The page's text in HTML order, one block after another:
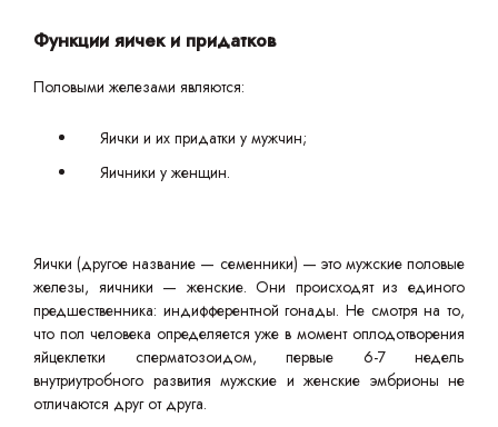
Функции яичек и придатков
Половыми железами являются:
Яички и их придатки у мужчин;
Яичники у женщин.
Яички (другое название — семенники) — это мужские половые
железы, яичники — женские. Они происходят из единого
предшественника: индифферентной гонады. Не смотря на то,
что пол человека определяется уже в момент оплодотворения
яйцеклетки сперматозоидом, первые 6-7 недель
внутриутробного развития мужские и женские эмбрионы не
отличаются друг от друга.